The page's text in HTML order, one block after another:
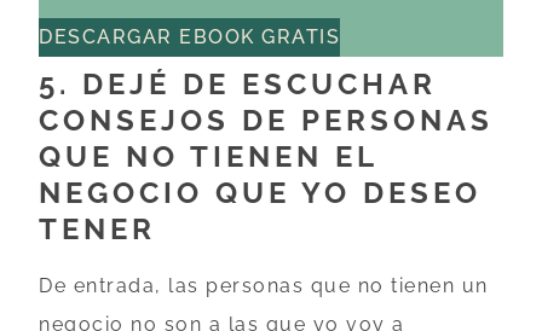
DESCARGAR EBOOK GRATIS
5. DEJÉ DE ESCUCHAR
CONSEJOS DE PERSONAS
QUE NO TIENEN EL
NEGOCIO QUE YO DESEO
TENER
De entrada, las personas que no tienen un
negocio no son a las que yo voy a